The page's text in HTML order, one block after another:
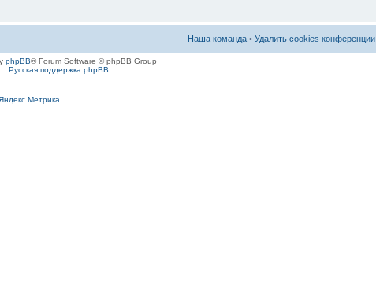
Наша команда • Удалить cookies конференции
phpBB® Forum Software © phpBB Group
Русская поддержка phpBB